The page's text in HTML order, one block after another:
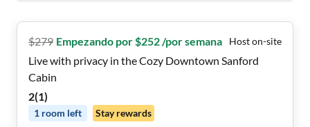
$279 Empezando por $252 /por semana Host on-site
Live with privacy in the Cozy Downtown Sanford
Cabin
2(1)
1 room left Stay rewards